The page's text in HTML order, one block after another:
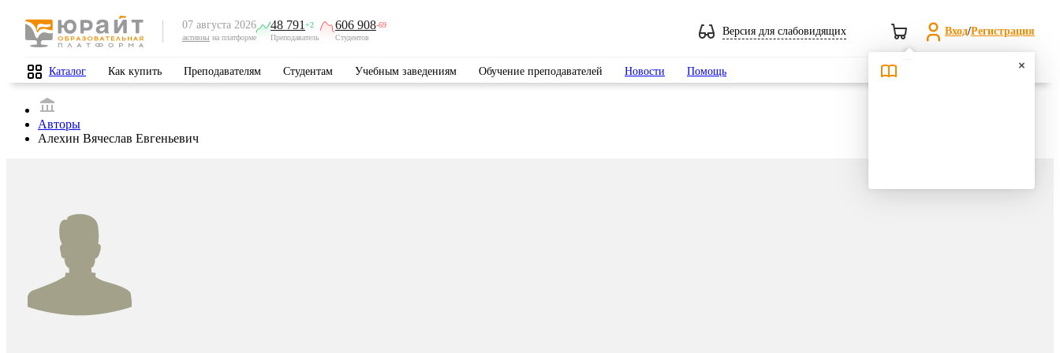
07 августа 2026
активны на платформе
48 791 +2
Преподаватель
606 908-69
Студентов
Версия для слабовидящих Вход/Регистрация
Каталог Как купить Преподавателям Студентам Учебным заведениям Обучение преподавателей Новости Помощь Поиск
Авторы
Алехин Вячеслав Евгеньевич